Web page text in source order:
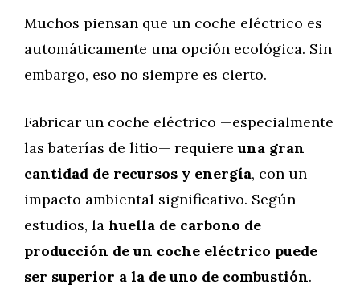
Muchos piensan que un coche eléctrico es
automáticamente una opción ecológica. Sin
embargo, eso no siempre es cierto.
Fabricar un coche eléctrico —especialmente
las baterías de litio— requiereuna gran
cantidad de recursos y energía, con un
impacto ambiental significativo. Según
estudios, la huella de carbono de
producción de un coche eléctrico puede
ser superior a la de uno de combustión.